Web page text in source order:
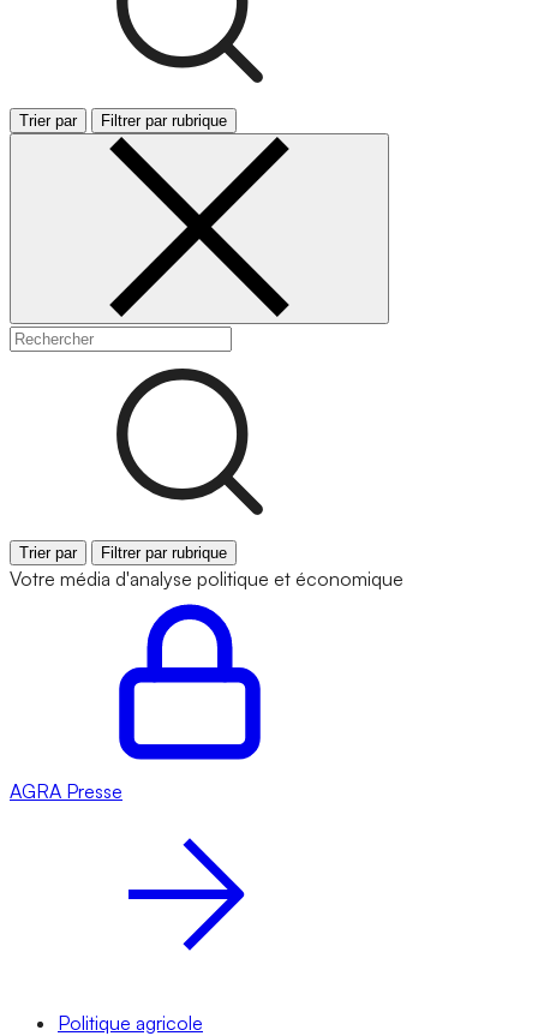
Trier par Filtrer par rubrique
Trier par Filtrer par rubrique
Votre média d'analyse politique et économique
AGRA Presse
Politique agricole